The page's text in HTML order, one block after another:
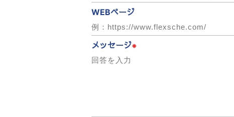
WEBページ
メッセージ※